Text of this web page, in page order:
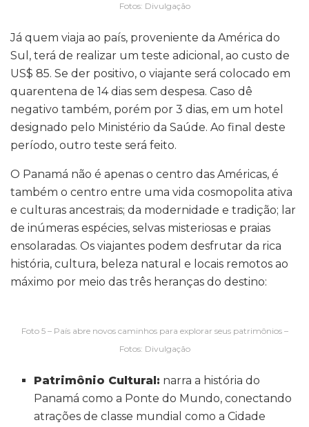
Fotos: Divulgação
Já quem viaja ao país, proveniente da América do
Sul, terá de realizar um teste adicional, ao custo de
US$ 85. Se der positivo, o viajante será colocado em
quarentena de 14 dias sem despesa. Caso dê
negativo também, porém por 3 dias, em um hotel
designado pelo Ministério da Saúde. Ao final deste
período, outro teste será feito.
O Panamá não é apenas o centro das Américas, é
também o centro entre uma vida cosmopolita ativa
e culturas ancestrais; da modernidade e tradição; lar
de inúmeras espécies, selvas misteriosas e praias
ensolaradas. Os viajantes podem desfrutar da rica
história, cultura, beleza natural e locais remotos ao
máximo por meio das três heranças do destino:
Foto 5 – País abre novos caminhos para explorar seus patrimônios –
Fotos: Divulgação
Patrimônio Cultural: narra a história do
Panamá como a Ponte do Mundo, conectando
atrações de classe mundial como a Cidade